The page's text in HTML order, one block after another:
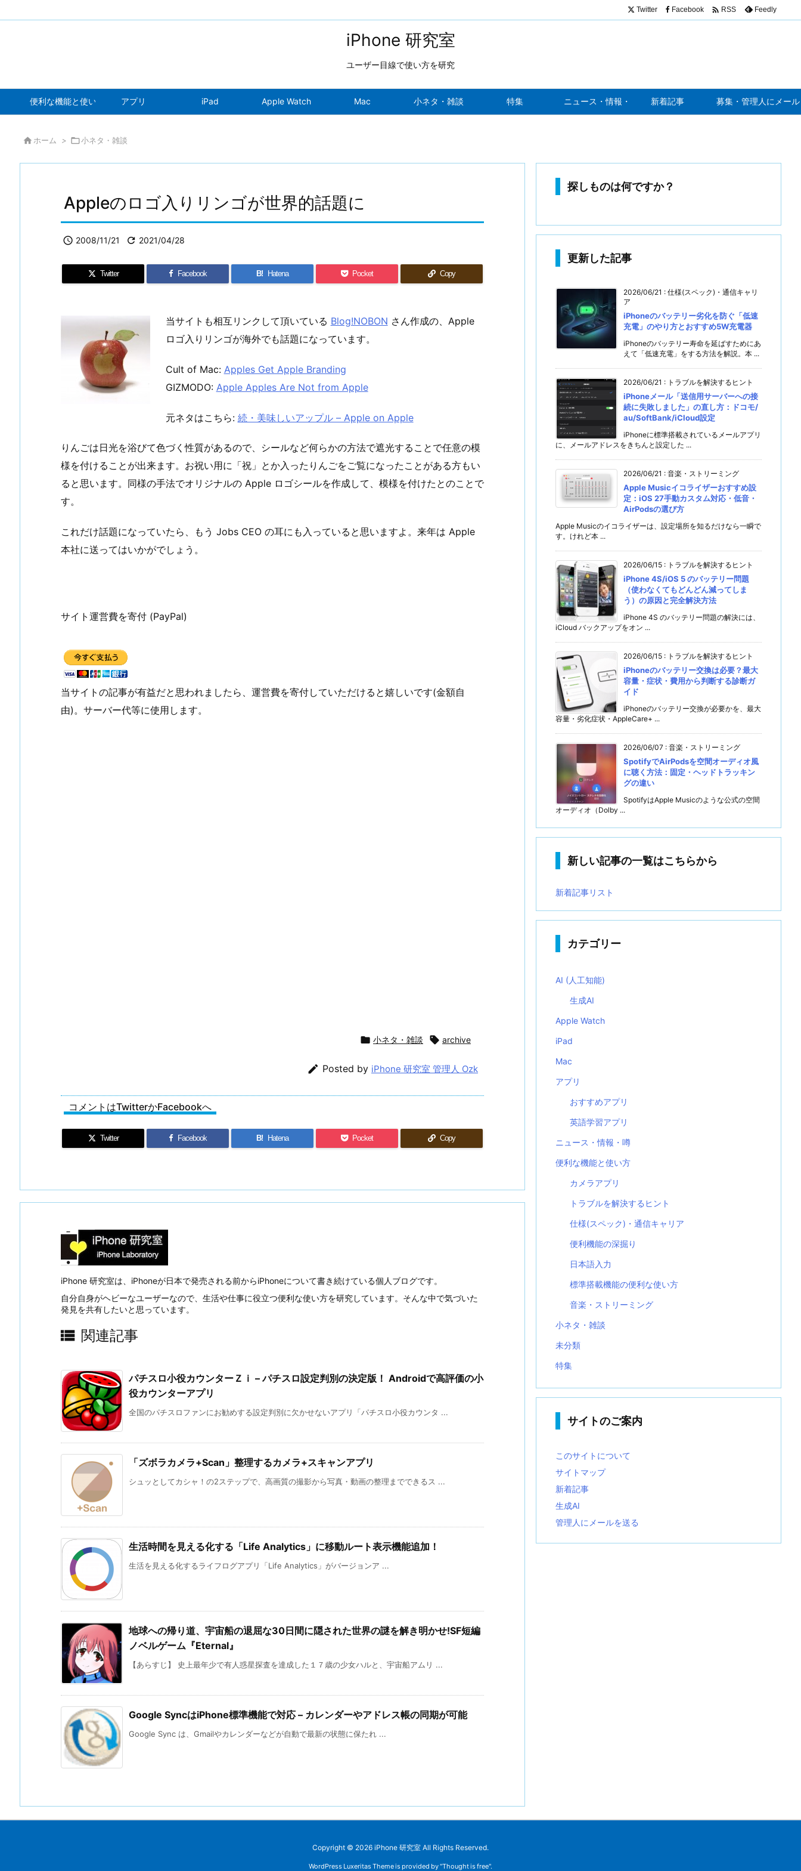
iPhone 研究室
ユーザー目線で使い方を研究
便利な機能と使い方 アプリ iPad Apple Watch Mac 小ネタ・雑談 特集 ニュース・情報・噂 新着記事 募集・管理人にメール
Twitter Facebook  RSS Feedly
 ホーム > 小ネタ・雑談
Appleのロゴ入りリンゴが世界的話題に
 2008/11/21  2021/04/28
Twitter Facebook B! Hatena Pocket Copy
当サイトも相互リンクして頂いている Blog!NOBON さん作成の、Apple
ロゴ入りリンゴが海外でも話題になっています。
Cult of Mac: Apples Get Apple Branding
GIZMODO: Apple Apples Are Not from Apple
元ネタはこちら: 続・美味しいアップル – Apple on Apple
りんごは日光を浴びて色づく性質があるので、シールなど何らかの方法で遮光することで任意の模
様を付けることが出来ます。お祝い用に「祝」とか入ったりんごをご覧になったことがある方もい
ると思います。同様の手法でオリジナルの Apple ロゴシールを作成して、模様を付けたとのことで
す。
これだけ話題になっていたら、もう Jobs CEO の耳にも入っていると思いますよ。来年は Apple
本社に送ってはいかがでしょう。
サイト運営費を寄付 (PayPal)
当サイトの記事が有益だと思われましたら、運営費を寄付していただけると嬉しいです(金額自
由)。サーバー代等に使用します。
 小ネタ・雑談  archive
 Posted by iPhone 研究室 管理人 Ozk
コメントはTwitterかFacebookへ
Twitter Facebook B! Hatena Pocket Copy
iPhone 研究室は、iPhoneが日本で発売される前からiPhoneについて書き続けている個人ブログです。
自分自身がヘビーなユーザーなので、生活や仕事に役立つ便利な使い方を研究しています。そんな中で気づいた
発見を共有したいと思っています。
 関連記事
パチスロ小役カウンターＺｉ – パチスロ設定判別の決定版！ Androidで高評価の小
役カウンターアプリ
全国のパチスロファンにお勧めする設定判別に欠かせないアプリ「パチスロ小役カウンタ ...
「ズボラカメラ+Scan」整理するカメラ+スキャンアプリ
シュッとしてカシャ！の2ステップで、高画質の撮影から写真・動画の整理までできるス ...
生活時間を見える化する「Life Analytics」に移動ルート表示機能追加！
生活を見える化するライフログアプリ「Life Analytics」がバージョンア ...
地球への帰り道、宇宙船の退屈な30日間に隠された世界の謎を解き明かせ!SF短編
ノベルゲーム『Eternal』
【あらすじ】 史上最年少で有人惑星探査を達成した１７歳の少女ハルと、宇宙船アムリ ...
Google SyncはiPhone標準機能で対応 – カレンダーやアドレス帳の同期が可能
Google Sync は、Gmailやカレンダーなどが自動で最新の状態に保たれ ...
探しものは何ですか？
更新した記事
2026/06/21 : 仕様(スペック)・通信キャリ
ア
iPhoneのバッテリー劣化を防ぐ「低速
充電」のやり方とおすすめ5W充電器
iPhoneのバッテリー寿命を延ばすためにあ
えて「低速充電」をする方法を解説。本 ...
2026/06/21 : トラブルを解決するヒント
iPhoneメール「送信用サーバーへの接
続に失敗しました」の直し方：ドコモ/
au/SoftBank/iCloud設定
iPhoneに標準搭載されているメールアプリ
に、メールアドレスをきちんと設定した ...
2026/06/21 : 音楽・ストリーミング
Apple Musicイコライザーおすすめ設
定：iOS 27手動カスタム対応・低音・
AirPodsの選び方
Apple Musicのイコライザーは、設定場所を知るだけなら一瞬で
す。けれど本 ...
2026/06/15 : トラブルを解決するヒント
iPhone 4S/iOS 5 のバッテリー問題
（使わなくてもどんどん減ってしま
う）の原因と完全解決方法
iPhone 4S のバッテリー問題の解決には、
iCloud バックアップをオン ...
2026/06/15 : トラブルを解決するヒント
iPhoneのバッテリー交換は必要？最大
容量・症状・費用から判断する診断ガ
イド
iPhoneのバッテリー交換が必要かを、最大
容量・劣化症状・AppleCare+ ...
2026/06/07 : 音楽・ストリーミング
SpotifyでAirPodsを空間オーディオ風
に聴く方法：固定・ヘッドトラッキン
グの違い
SpotifyはApple Musicのような公式の空間
オーディオ（Dolby ...
新しい記事の一覧はこちらから
新着記事リスト
カテゴリー
AI (人工知能)
生成AI
Apple Watch
iPad
Mac
アプリ
おすすめアプリ
英語学習アプリ
ニュース・情報・噂
便利な機能と使い方
カメラアプリ
トラブルを解決するヒント
仕様(スペック)・通信キャリア
便利機能の深掘り
日本語入力
標準搭載機能の便利な使い方
音楽・ストリーミング
小ネタ・雑談
未分類
特集
サイトのご案内
このサイトについて
サイトマップ
新着記事
生成AI
管理人にメールを送る
Copyright © 2026 iPhone 研究室 All Rights Reserved.
WordPress Luxeritas Theme is provided by "Thought is free".